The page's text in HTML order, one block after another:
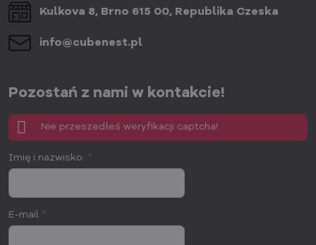
Kulkova 8, Brno 615 00, Republika Czeska
info​@cubenest​.pl
Pozostań z nami w kontakcie!
Nie przeszedłeś weryfikacji captcha!
Imię i nazwisko: *
E-mail *